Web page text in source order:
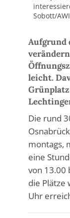
Sobott/
Aufgrund
leicht.
Die rund
montags,
eine
von 13.00
die Plätze
Uhr